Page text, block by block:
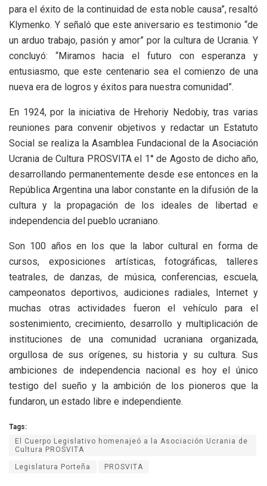
para el éxito de la continuidad de esta noble causa”, resaltó
Klymenko. Y señaló que este aniversario es testimonio “de
un arduo trabajo, pasión y amor” por la cultura de Ucrania. Y
concluyó: “Miramos hacia el futuro con esperanza y
entusiasmo, que este centenario sea el comienzo de una
nueva era de logros y éxitos para nuestra comunidad”.
En 1924, por la iniciativa de Hrehoriy Nedobiy, tras varias
reuniones para convenir objetivos y redactar un Estatuto
Social se realiza la Asamblea Fundacional de la Asociación
Ucrania de Cultura PROSVITA el 1° de Agosto de dicho año,
desarrollando permanentemente desde ese entonces en la
República Argentina una labor constante en la difusión de la
cultura y la propagación de los ideales de libertad e
independencia del pueblo ucraniano.
Son 100 años en los que la labor cultural en forma de
cursos, exposiciones artísticas, fotográficas, talleres
teatrales, de danzas, de música, conferencias, escuela,
campeonatos deportivos, audiciones radiales, Internet y
muchas otras actividades fueron el vehículo para el
sostenimiento, crecimiento, desarrollo y multiplicación de
instituciones de una comunidad ucraniana organizada,
orgullosa de sus orígenes, su historia y su cultura. Sus
ambiciones de independencia nacional es hoy el único
testigo del sueño y la ambición de los pioneros que la
fundaron, un estado libre e independiente.
Tags:
El Cuerpo Legislativo homenajeó a la Asociación Ucrania de
Cultura PROSVITA
Legislatura Porteña PROSVITA